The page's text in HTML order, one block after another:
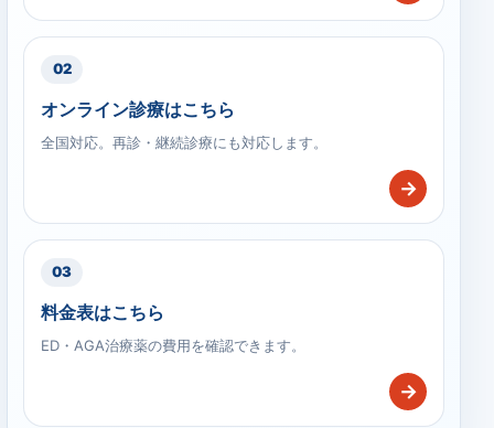
02
オンライン診療はこちら
全国対応。再診・継続診療にも対応します。
→
03
料金表はこちら
ED・AGA治療薬の費用を確認できます。
→